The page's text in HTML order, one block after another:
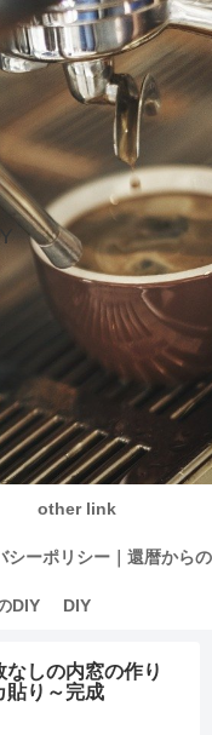
other link
シーポリシー｜還暦からの
DIY
DIY
しの内窓の作り
り～完成